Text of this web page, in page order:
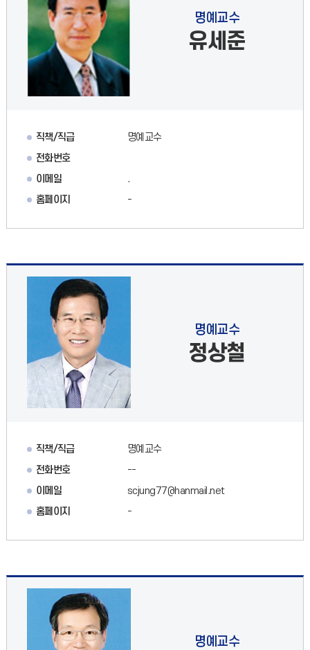
명예교수
유세준
직책/직급
명예교수
전화번호
이메일
.
홈페이지
-
명예교수
정상철
직책/직급
명예교수
전화번호
--
이메일
scjung77@hanmail.net
홈페이지
-
명예교수